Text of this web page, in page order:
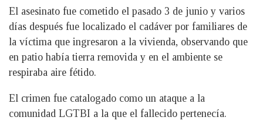
El asesinato fue cometido el pasado 3 de junio y varios
días después fue localizado el cadáver por familiares de
la víctima que ingresaron a la vivienda, observando que
en patio había tierra removida y en el ambiente se
respiraba aire fétido.
El crimen fue catalogado como un ataque a la
comunidad LGTBI a la que el fallecido pertenecía.